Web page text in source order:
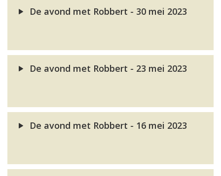
De avond met Robbert - 30 mei 2023
De avond met Robbert - 23 mei 2023
De avond met Robbert - 16 mei 2023